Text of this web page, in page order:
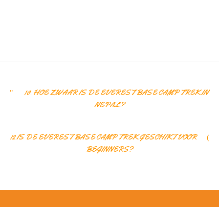
10. HOE ZWAAR IS DE EVEREST BASE CAMP TREK IN
NEPAL?
12.IS DE EVEREST BASE CAMP TREK GESCHIKT VOOR
BEGINNERS?